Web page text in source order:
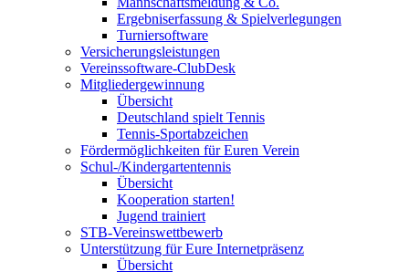
Ergebniserfassung & Spielverlegungen
Turniersoftware
Versicherungsleistungen
Vereinssoftware-ClubDesk
Mitgliedergewinnung
Übersicht
Deutschland spielt Tennis
Tennis-Sportabzeichen
Fördermöglichkeiten für Euren Verein
Schul-/Kindergartentennis
Übersicht
Kooperation starten!
Jugend trainiert
STB-Vereinswettbewerb
Unterstützung für Eure Internetpräsenz
Übersicht